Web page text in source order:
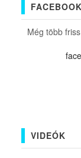
FACEBOOK
Még több
VIDEÓK